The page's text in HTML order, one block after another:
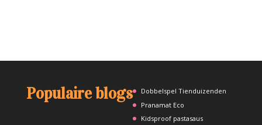
Populaire blogs
Dobbelspel Tienduizenden
Pranamat Eco
Kidsproof pastasaus